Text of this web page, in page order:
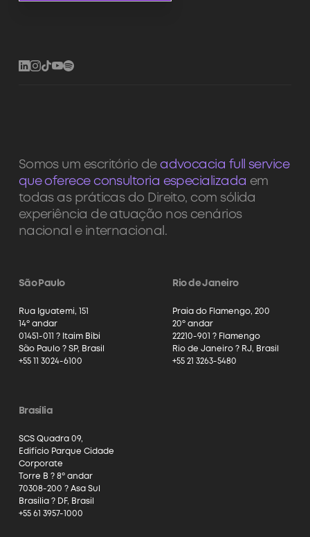
Somos um escritório de advocacia full service
que oferece consultoria especializada em
todas as práticas do Direito, com sólida
experiência de atuação nos cenários
nacional e internacional.
São Paulo
Rua Iguatemi, 151
14º andar
01451-011 ? Itaim Bibi
São Paulo ? SP, Brasil
+55 11 3024-6100
Rio de Janeiro
Praia do Flamengo, 200
20º andar
22210-901 ? Flamengo
Rio de Janeiro ? RJ, Brasil
+55 21 3263-5480
Brasília
SCS Quadra 09,
Edifício Parque Cidade
Corporate
Torre B ? 8º andar
70308-200 ? Asa Sul
Brasília ? DF, Brasil
+55 61 3957-1000